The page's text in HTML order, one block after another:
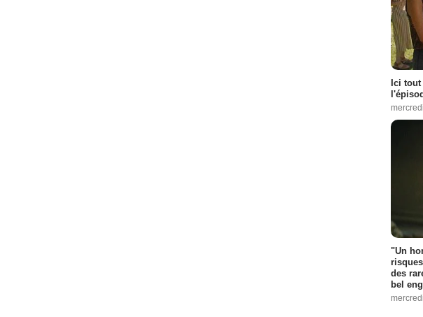
Ici
"Un
des
bel